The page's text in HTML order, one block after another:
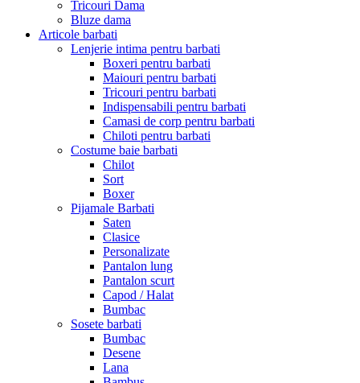
Tricouri Dama
Bluze dama
Articole barbati
Lenjerie intima pentru barbati
Boxeri pentru barbati
Maiouri pentru barbati
Tricouri pentru barbati
Indispensabili pentru barbati
Camasi de corp pentru barbati
Chiloti pentru barbati
Costume baie barbati
Chilot
Sort
Boxer
Pijamale Barbati
Saten
Clasice
Personalizate
Pantalon lung
Pantalon scurt
Capod / Halat
Bumbac
Sosete barbati
Bumbac
Desene
Lana